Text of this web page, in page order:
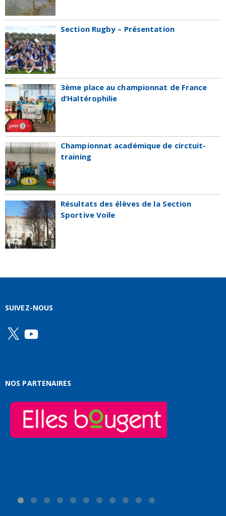
Section Rugby – Présentation
3ème place au championnat de France
d’Haltérophilie
Championnat académique de circtuit-
training
Résultats des élèves de la Section
Sportive Voile
SUIVEZ-NOUS
X YouTube
NOS PARTENAIRES